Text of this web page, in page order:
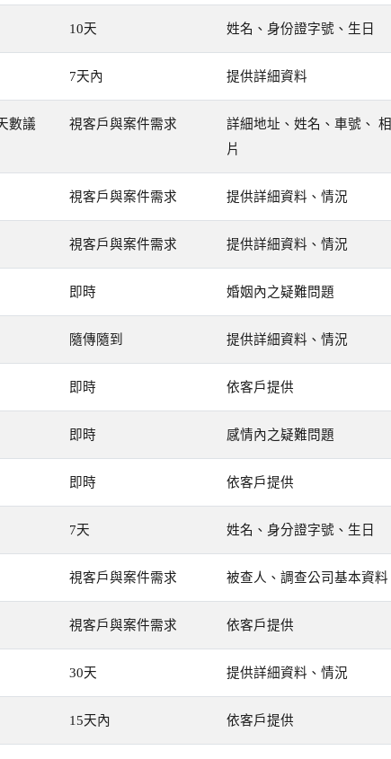
10天 姓名、身份證字號、生日
7天內 提供詳細資料
數議
視客戶與案件需求
詳細地址、姓名、車號、 相
片
視客戶與案件需求 提供詳細資料、情況
視客戶與案件需求 提供詳細資料、情況
即時 婚姻內之疑難問題
隨傳隨到 提供詳細資料、情況
即時 依客戶提供
即時 感情內之疑難問題
即時 依客戶提供
7天 姓名、身分證字號、生日
視客戶與案件需求 被查人、調查公司基本資料
視客戶與案件需求 依客戶提供
30天 提供詳細資料、情況
15天內 依客戶提供